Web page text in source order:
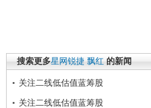
搜索更多星网锐捷 飘红 的新闻
关注二线低估值蓝筹股
关注二线低估值蓝筹股